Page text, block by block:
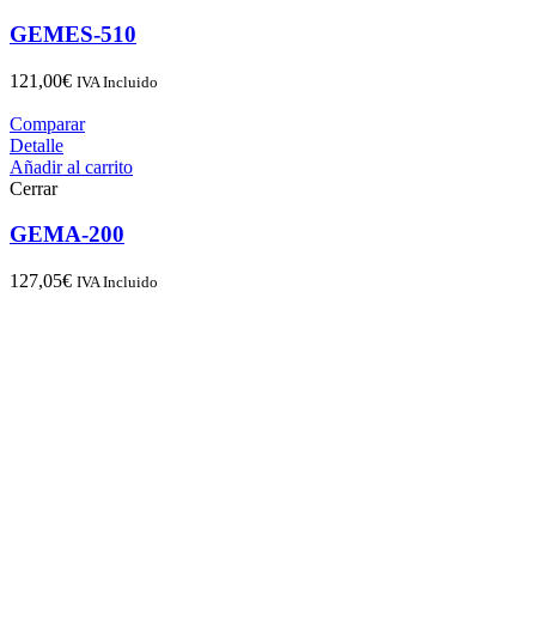
GEMES-510
121,00€ IVA Incluido
Comparar
Detalle
Añadir al carrito
Cerrar
GEMA-200
127,05€ IVA Incluido